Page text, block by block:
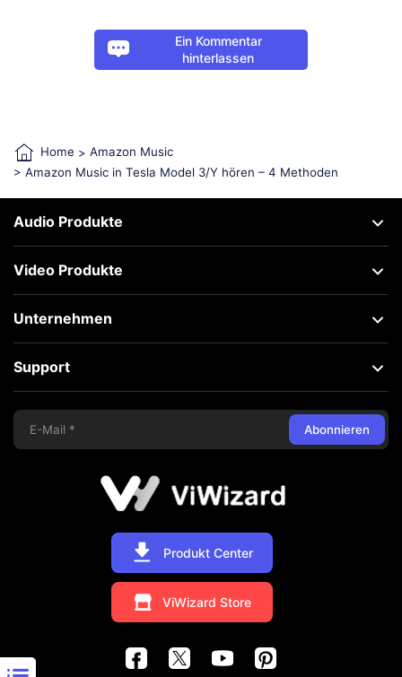
Ein Kommentar
hinterlassen
Home > Amazon Music
> Amazon Music in Tesla Model 3/Y hören – 4 Methoden
Produkt Center
ViWizard Store
Audio Produkte
Video Produkte
Unternehmen
Support
Abonnieren